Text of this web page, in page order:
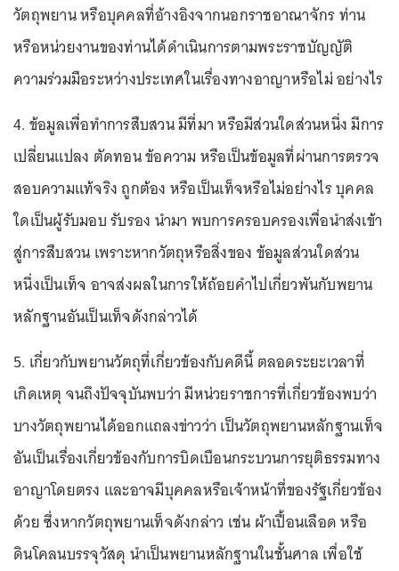
วัตถุพยาน หรือบุคคลที่อ้างอิงจากนอกราชอาณาจักร ท่าน
หรือหน่วยงานของท่านได้ดำเนินการตามพระราชบัญญัติ
ความร่วมมือระหว่างประเทศในเรื่องทางอาญาหรือไม่ อย่างไร
4. ข้อมูลเพื่อทำการสืบสวน มีที่มา หรือมีส่วนใดส่วนหนึ่ง มีการ
เปลี่ยนแปลง ตัดทอน ข้อความ หรือเป็นข้อมูลที่ผ่านการตรวจ
สอบความแท้จริง ถูกต้อง หรือเป็นเท็จหรือไม่อย่างไร บุคคล
ใดเป็นผู้รับมอบ รับรอง นำมา พบการครอบครองเพื่อนำส่งเข้า
สู่การสืบสวน เพราะหากวัตถุหรือสิ่งของ ข้อมูลส่วนใดส่วน
หนึ่งเป็นเท็จ อาจส่งผลในการให้ถ้อยคำไปเกี่ยวพันกับพยาน
หลักฐานอันเป็นเท็จดังกล่าวได้
5. เกี่ยวกับพยานวัตถุที่เกี่ยวข้องกับคดีนี้ ตลอดระยะเวลาที่
เกิดเหตุ จนถึงปัจจุบันพบว่า มีหน่วยราชการที่เกี่ยวข้องพบว่า
บางวัตถุพยานได้ออกแถลงข่าวว่า เป็นวัตถุพยานหลักฐานเท็จ
อันเป็นเรื่องเกี่ยวข้องกับการบิดเบือนกระบวนการยุติธรรมทาง
อาญาโดยตรง และอาจมีบุคคลหรือเจ้าหน้าที่ของรัฐเกี่ยวข้อง
ด้วย ซึ่งหากวัตถุพยานเท็จดังกล่าว เช่น ผ้าเปื้อนเลือด หรือ
ดินโคลนบรรจุวัสดุ นำเป็นพยานหลักฐานในชั้นศาล เพื่อใช้